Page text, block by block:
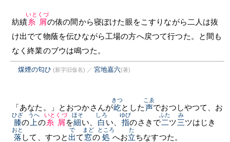
紡績糸屑
いとくづ
の俵の間から寝ぼけた眼をこすりながら二人は抜
け出でて物蔭を伝ひながら工場の方へ戻つて行つた。と間も
なく終業のブウは鳴つた。
煤煙の匂ひ (新字旧仮名) ／ 宮地嘉六(著)
「あなた。」とおつかさんが屹
きつ
とした声
こゑ
でおつしやつて、お
膝
ひざ
の 上
うへ
の糸屑
いとくづ
を細
ほそ
い、 白
しろ
い、 指
ゆび
のさきで二
ふた
ツ三
み
ツはじき
落
おと
して、すつと 出
で
て 窓
まど
の 処
ところ
へお立
た
ちなすつた。